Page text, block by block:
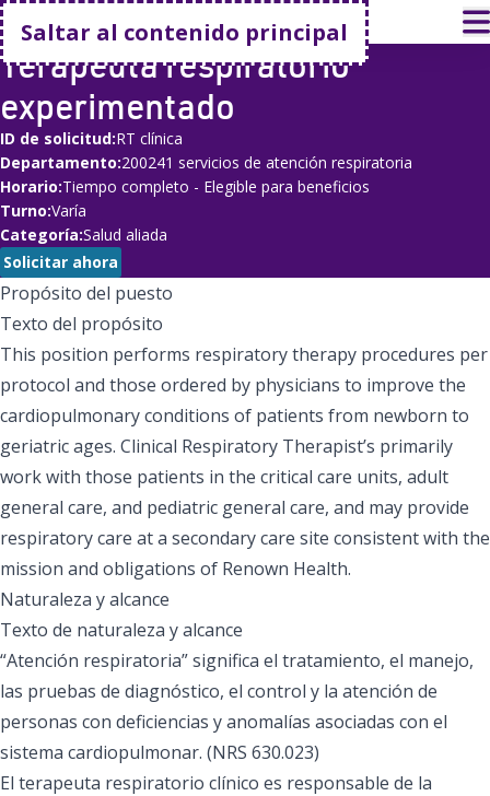
Saltar al contenido principal
Volver a casa
Terapeuta respiratorio
experimentado
ID de solicitud RT clínica
Departamento 200241 servicios de atención respiratoria
Horario Tiempo completo - Elegible para beneficios
Turno Varía
Categoría Salud aliada
Solicitar ahora
Propósito del puesto
Texto del propósito
This position performs respiratory therapy procedures per
protocol and those ordered by physicians to improve the
cardiopulmonary conditions of patients from newborn to
geriatric ages. Clinical Respiratory Therapist’s primarily
work with those patients in the critical care units, adult
general care, and pediatric general care, and may provide
respiratory care at a secondary care site consistent with the
mission and obligations of Renown Health.
Naturaleza y alcance
Texto de naturaleza y alcance
“Atención respiratoria” significa el tratamiento, el manejo,
las pruebas de diagnóstico, el control y la atención de
personas con deficiencias y anomalías asociadas con el
sistema cardiopulmonar. (NRS 630.023)
El terapeuta respiratorio clínico es responsable de la